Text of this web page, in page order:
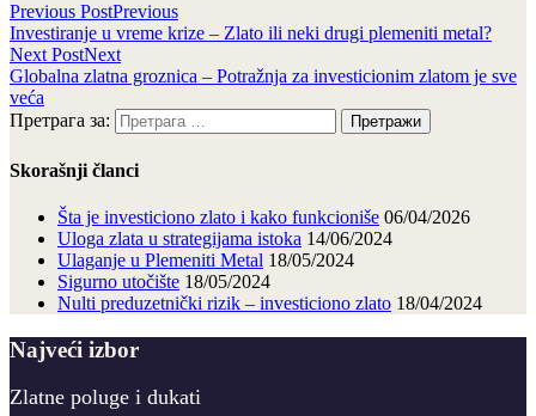
Previous PostPrevious
Investiranje u vreme krize – Zlato ili neki drugi plemeniti metal?
Next PostNext
Globalna zlatna groznica – Potražnja za investicionim zlatom je sve
veća
Претрага за:
Skorašnji članci
Šta je investiciono zlato i kako funkcioniše 06/04/2026
Uloga zlata u strategijama istoka 14/06/2024
Ulaganje u Plemeniti Metal 18/05/2024
Sigurno utočište 18/05/2024
Nulti preduzetnički rizik – investiciono zlato 18/04/2024
Najveći izbor
Zlatne poluge i dukati